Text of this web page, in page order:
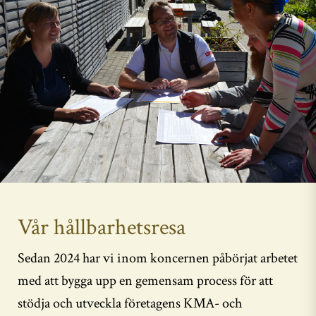
Vår hållbarhetsresa
Sedan 2024 har vi inom koncernen påbörjat arbetet
med att bygga upp en gemensam process för att
stödja och utveckla företagens KMA- och